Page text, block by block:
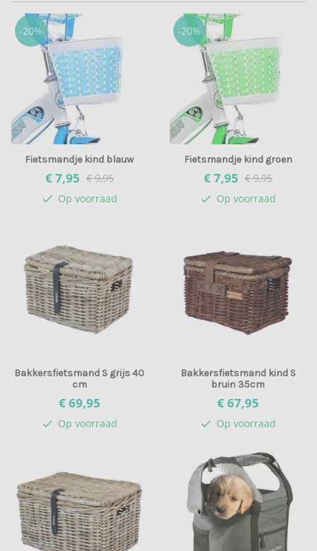
-20%
Fietsmandje kind blauw
€ 7,95 € 9,95
check Op voorraad
-20%
Fietsmandje kind groen
€ 7,95 € 9,95
check Op voorraad
Bakkersfietsmand S grijs 40
cm
€ 69,95
check Op voorraad
Bakkersfietsmand kind S
bruin 35cm
€ 67,95
check Op voorraad